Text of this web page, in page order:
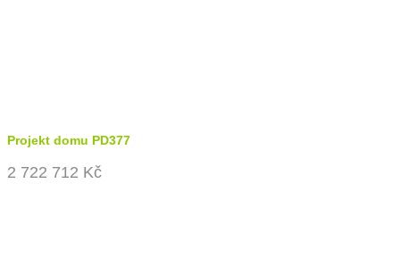
Projekt domu PD377
2 722 712 Kč